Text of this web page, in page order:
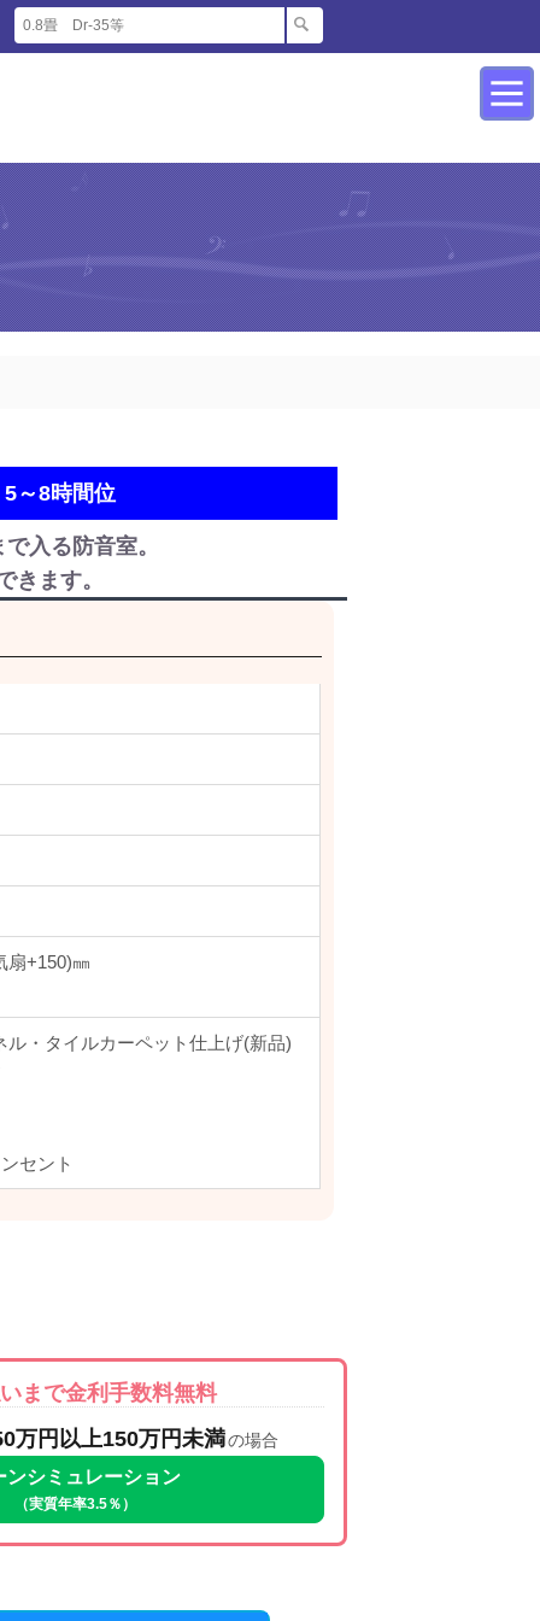
～8時間位
入る防音室。
きます。
扇+150)㎜
・タイルカーペット仕上げ(新品)
セント
まで金利手数料無料
万円以上150万円未満の場合
ンシミュレーション
（実質年率3.5％）